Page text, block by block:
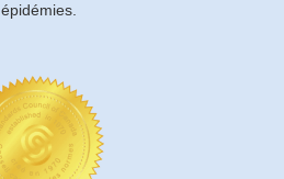
épidémies.